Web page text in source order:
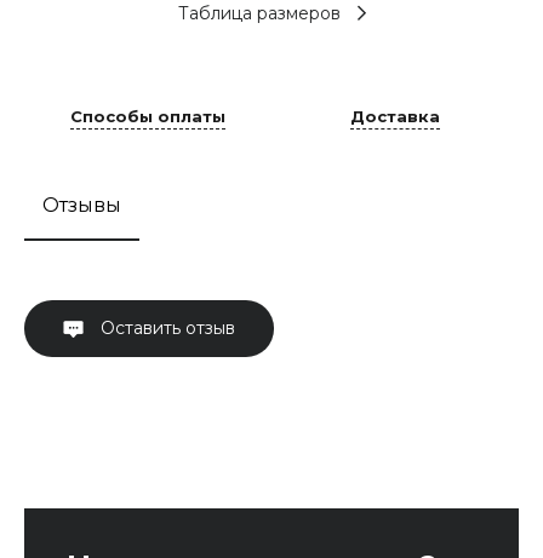
Таблица размеров
Способы оплаты Доставка
Отзывы
Оставить отзыв